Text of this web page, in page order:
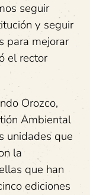
seguir
y seguir
para mejorar
el rector
Orozco,
Ambiental
unidades que
la
que han
ediciones